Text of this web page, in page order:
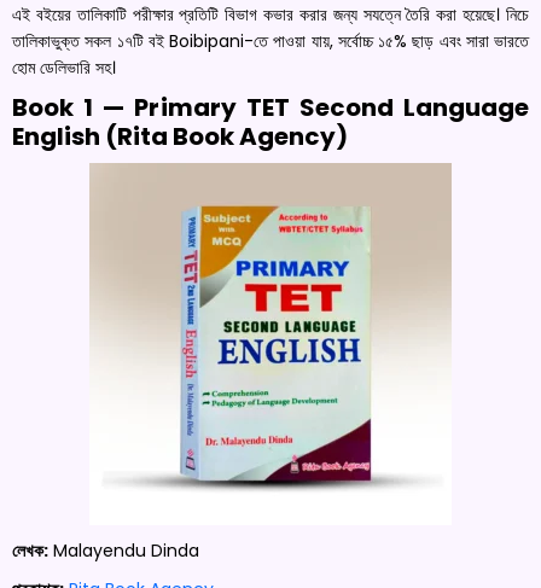
এই বইয়ের তালিকাটি পরীক্ষার প্রতিটি বিভাগ কভার করার জন্য সযত্নে তৈরি করা হয়েছে। নিচে
তালিকাভুক্ত সকল ১৭টি বই Boibipani-তে পাওয়া যায়, সর্বোচ্চ ১৫% ছাড় এবং সারা ভারতে
হোম ডেলিভারি সহ।
Book 1 — Primary TET Second Language
English (Rita Book Agency)
লেখক: Malayendu Dinda